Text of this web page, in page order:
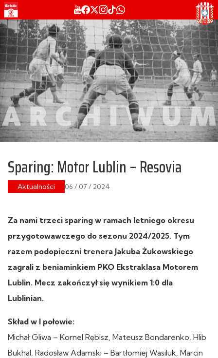
Sparing: Motor Lublin – Resovia
Aktualności 06 / 07 / 2024
Za nami trzeci sparing w ramach letniego okresu
przygotowawczego do sezonu 2024/2025. Tym
razem podopieczni trenera Jakuba Żukowskiego
zagrali z beniaminkiem PKO Ekstraklasa Motorem
Lublin. Mecz zakończył się wynikiem 1:0 dla
Lublinian.
Skład w I połowie:
Michał Gliwa – Kornel Rębisz, Mateusz Bondarenko, Hlib
Bukhal, Radosław Adamski – Bartłomiej Wasiluk, Marcin